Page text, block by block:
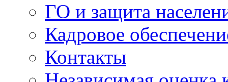
ГО и защита
Кадровое
Контакты